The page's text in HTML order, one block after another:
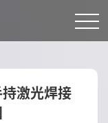
激光焊接